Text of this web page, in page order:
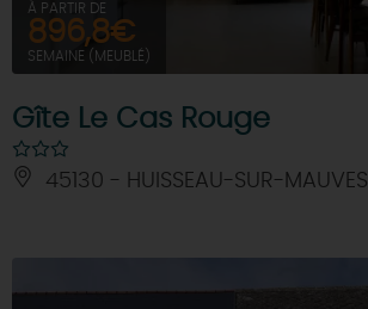
À PARTIR DE
896,8€
SEMAINE (MEUBLÉ)
Gîte Le Cas Rouge
45130 - HUISSEAU-SUR-MAUVES